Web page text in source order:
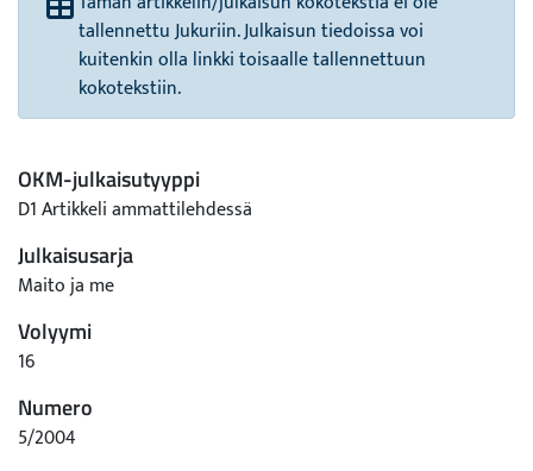
tallennettu Jukuriin. Julkaisun tiedoissa voi
kuitenkin olla linkki toisaalle tallennettuun
kokotekstiin.
OKM-julkaisutyyppi
D1 Artikkeli ammattilehdessä
Julkaisusarja
Maito ja me
Volyymi
16
Numero
5/2004